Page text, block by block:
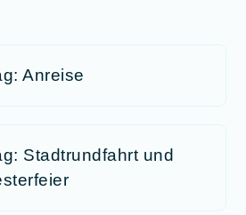
Anreise
Stadtrundfahrt und